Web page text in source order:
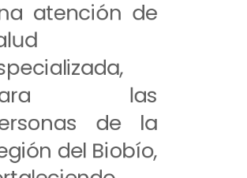
atención de
las
de la
del Biobío,